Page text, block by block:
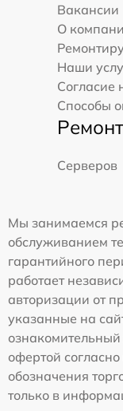
Вакансии
О
Наши
Согласие
Способы
Серверов
Мы занимаемся
обслуживанием
гарантийного
работает
авторизации от
указанные на
офертой
обозначения
только в